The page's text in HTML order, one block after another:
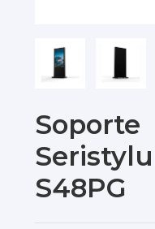
Soporte
Seristylu
S48PG